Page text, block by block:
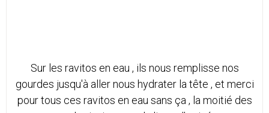
Sur les ravitos en eau , ils nous remplisse nos
gourdes jusqu'à aller nous hydrater la tête , et merci
pour tous ces ravitos en eau sans ça , la moitié des